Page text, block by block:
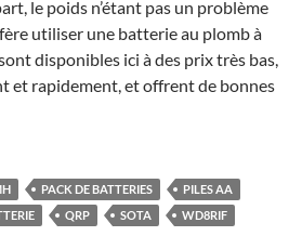
le poids n’étant pas un problème
utiliser une batterie au plomb à
disponibles ici à des prix très bas,
et rapidement, et offrent de bonnes
PACK DE BATTERIES
PILES AA
QRP SOTA WD8RIF